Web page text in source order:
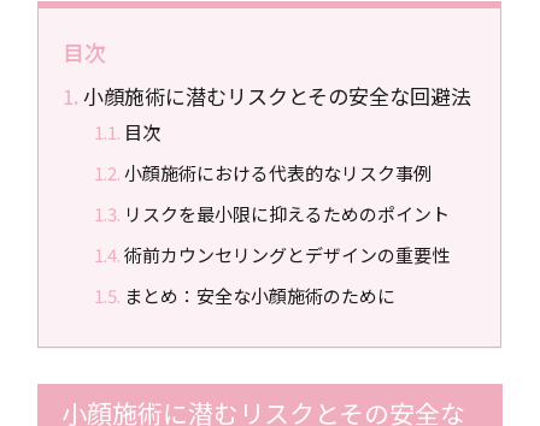
目次
小顔施術に潜むリスクとその安全な回避法
目次
小顔施術における代表的なリスク事例
リスクを最小限に抑えるためのポイント
術前カウンセリングとデザインの重要性
まとめ：安全な小顔施術のために
小顔施術に潜むリスクとその安全な